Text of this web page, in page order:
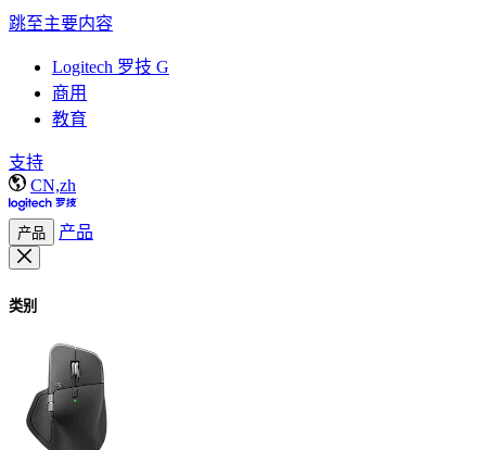
跳至主要内容
Logitech 罗技 G
商用
教育
支持
CN,zh
产品 产品
类别